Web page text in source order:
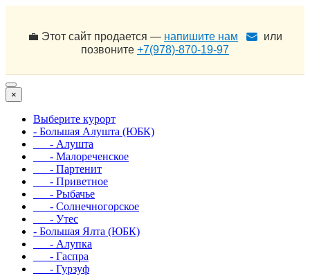
💼 Этот сайт продается — напишите нам
или
позвоните +7(978)-870-19-97
×
Выберите курорт
- Большая Алушта (ЮБК)
- Алушта
- Малореченское
- Партенит
- Приветное
- Рыбачье
- Солнечногорское
- Утес
- Большая Ялта (ЮБК)
- Алупка
- Гаспра
- Гурзуф